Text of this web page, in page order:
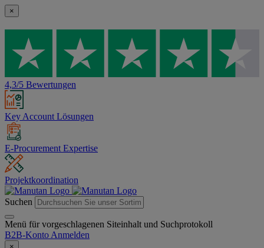
×
4,3/5 Bewertungen
Key Account Lösungen
E-Procurement Expertise
Projektkoordination
Suchen
Menü für vorgeschlagenen Siteinhalt und Suchprotokoll
B2B-Konto Anmelden